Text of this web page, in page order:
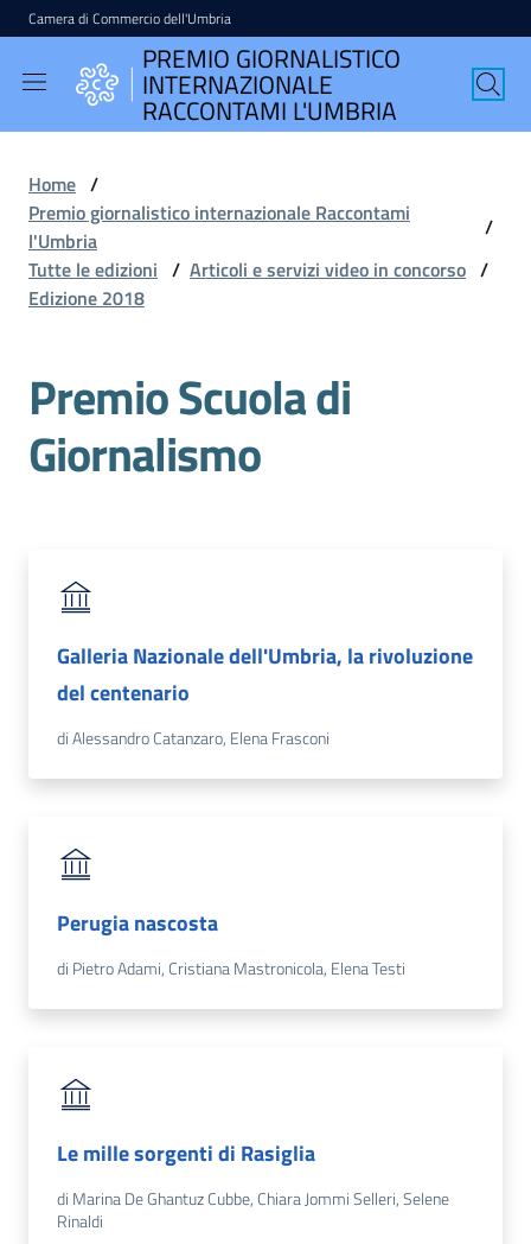
Vai al contenuto
Vai alla navigazione
Vai al footer
Camera di Commercio dell'Umbria
PREMIO GIORNALISTICO
INTERNAZIONALE
RACCONTAMI L'UMBRIA
PREMIO
GIORNALISTICO
INTERNAZIONALE
L'UMBRIA
Seguici
La Camera
Avviare
Gestire
l'Impresa e il
territorio
Tutelare
l'Impresa e il
Consumatore
Home /
Premio giornalistico internazionale Raccontami
l'Umbria
/
Tutte le edizioni / Articoli e servizi video in concorso /
Edizione 2018
Premio Scuola di
Giornalismo
Galleria Nazionale dell'Umbria, la rivoluzione
del centenario
di Alessandro Catanzaro, Elena Frasconi
Perugia nascosta
di Pietro Adami, Cristiana Mastronicola, Elena Testi
Le mille sorgenti di Rasiglia
di Marina De Ghantuz Cubbe, Chiara Jommi Selleri, Selene
Rinaldi